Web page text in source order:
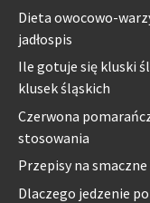
Dieta owocowo-
jadłospis
Ile gotuje się kluski
klusek śląskich
Czerwona
stosowania
Przepisy na
Dlaczego jedzenie